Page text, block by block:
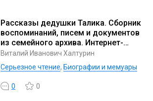
Рассказы дедушки Талика. Сборник
воспоминаний, писем и документов
из семейного архива. Интернет-
издание
Виталий Иванович Халтурин
Серьезное чтение, Биографии и мемуары
0 0